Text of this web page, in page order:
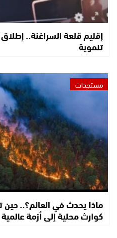
إقليم قلعة السراغنة..
تنموية
مستجدات
ماذا يحدث في العالم؟.. حين
كوارث محلية إلى أزمة عالمية